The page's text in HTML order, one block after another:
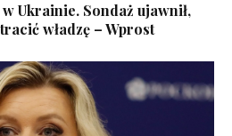
Ukrainie. Sondaż ujawnił,
władzę – Wprost